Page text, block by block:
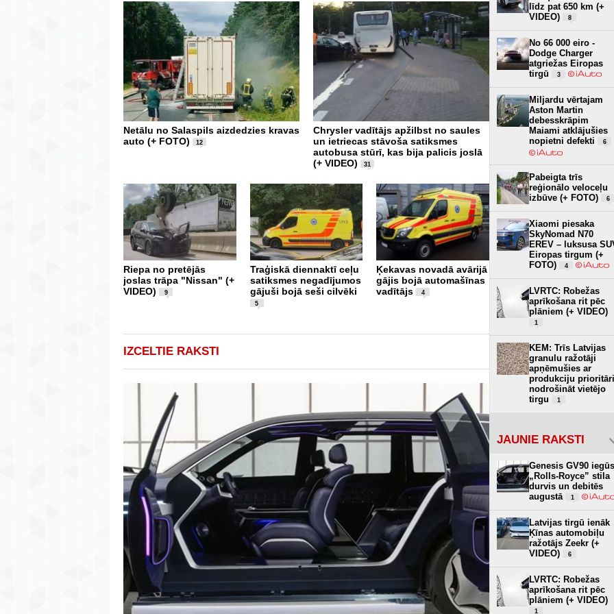
Netālu no Salaspils aizdedzies kravas
auto (+ FOTO)
12
Chrysler vadītājs apžilbst no saules
un ietriecas stāvoša satiksmes
autobusa stūrī, kas bija palicis joslā
(+ VIDEO)
31
Riepa no pretējās
joslas trāpa "Nissan" (+
VIDEO)
9
Traģiskā diennaktī ceļu
satiksmes negadījumos
gājuši bojā seši cilvēki
5
Ķekavas novadā avārijā
gājis bojā automašīnas
vadītājs
4
Pēc iebraukšanas upē miris
velosipēdists
1
Rīgā avarējusi luksusa
klases "McLaren"
automašīna
IZCELTIE RAKSTI
līdz pat 650 km (+
VIDEO)
8
No 66 000 eiro -
Dodge Charger
atgriežas Eiropas
tirgū
3
Miljardu vērtajam
Aston Martin
debesskrāpim
Maiami atklājušies
nopietni defekti
6
Pabeigta trīs
reģionālo veloceļu
izbūve (+ FOTO)
6
Xiaomi piesaka
SkyNomad N70
EREV – luksusa
Eiropas tirgum (+
FOTO)
4
LVRTC: Robežas
aprīkošana rit pēc
plāniem (+ VIDEO)
1
KEM: Trīs Latvijas
granulu ražotāji
apņēmušies ar
produkciju prioritāri
nodrošināt vietējo
tirgu
1
JAUNIE RAKSTI
Genesis GV90 iegūs
„Rolls-Royce” stila
durvis un debitēs
augustā
1
Latvijas tirgū ienāk
Ķīnas automobiļu
ražotājs Zeekr (+
VIDEO)
6
LVRTC: Robežas
aprīkošana rit pēc
plāniem (+ VIDEO)
1